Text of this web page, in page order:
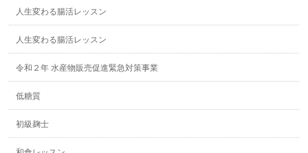
人生変わる腸活レッスン
人生変わる腸活レッスン
令和２年 水産物販売促進緊急対策事業
低糖質
初級麹士